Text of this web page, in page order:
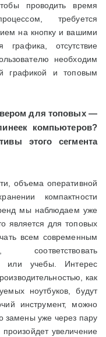
проводить время
требуется
на кнопку и вашими
графика, отсутствие
необходим
графикой и топовым
для топовых —
компьютеров?
этого сегмента
объема оперативной
компактности
мы наблюдаем уже
является для топовых
всем современным
соответствовать
или учебы. Интерес
как
ноутбуков, будут
инструмент, можно
замены уже через пару
увеличение